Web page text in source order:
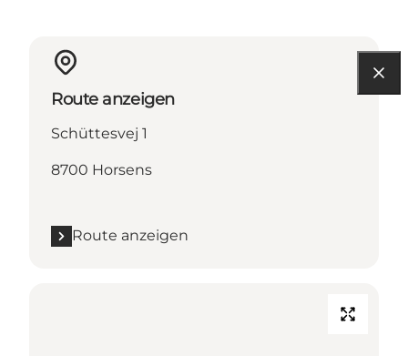
Route anzeigen
Schüttesvej 1
8700 Horsens
Route anzeigen